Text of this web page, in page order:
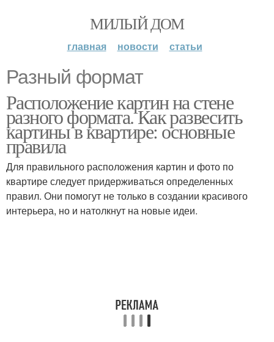
МИЛЫЙ ДОМ
главная новости статьи
Разный формат
Расположение картин на стене
разного формата. Как развесить
картины в квартире: основные
правила
Для правильного расположения картин и фото по
квартире следует придерживаться определенных
правил. Они помогут не только в создании красивого
интерьера, но и натолкнут на новые идеи.